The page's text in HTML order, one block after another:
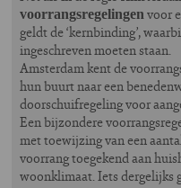
voorrangsregelingen voor
geldt de ‘kernbinding’,
ingeschreven moeten staan.
Amsterdam kent de
hun buurt naar een
doorschuifregeling voor
Een bijzondere
met toewijzing van een
voorrang toegekend aan
woonklimaat. Iets dergelijks